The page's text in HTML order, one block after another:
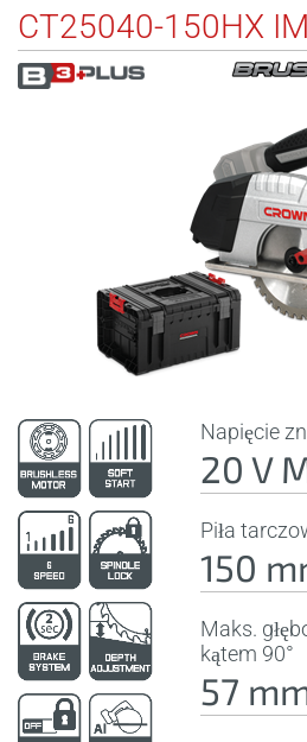
CT25040-150HX
Napięcie
20 V
Piła
150
Maks.
kątem 90°
57